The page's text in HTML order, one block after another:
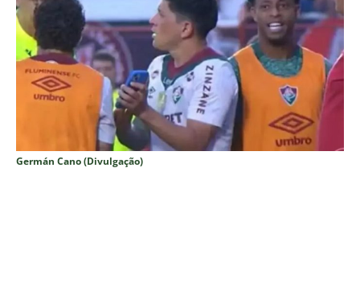
Germán Cano (Divulgação)